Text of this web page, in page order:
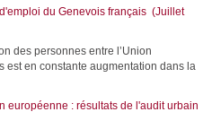
du Genevois français (Juillet
des personnes entre l’Union
est en constante augmentation dans la
européenne : résultats de l'audit urbain